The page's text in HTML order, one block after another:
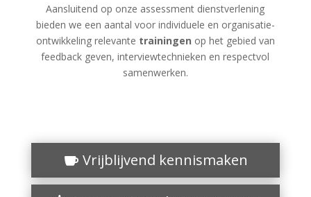
Aansluitend op onze assessment dienstverlening
bieden we een aantal voor individuele en organisatie-
ontwikkeling relevante trainingen op het gebied van
feedback geven, interviewtechnieken en respectvol
samenwerken.
Vrijblijvend kennismaken